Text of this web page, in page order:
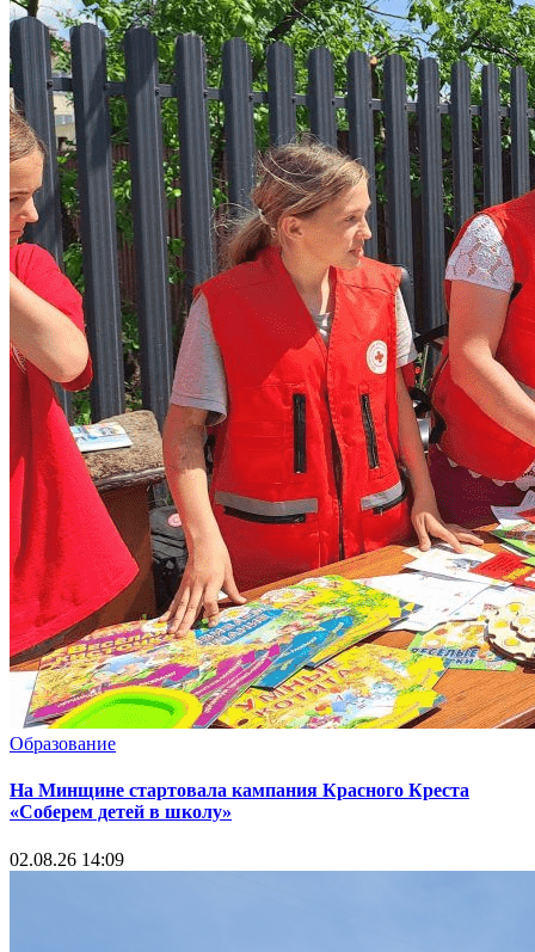
Образование
На Минщине стартовала кампания Красного Креста
«Соберем детей в школу»
02.08.26 14:09